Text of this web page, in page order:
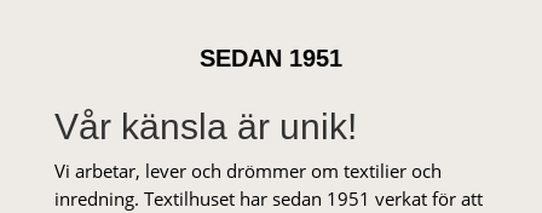
SEDAN 1951
Vår känsla är unik!
Vi arbetar, lever och drömmer om textilier och
inredning. Textilhuset har sedan 1951 verkat för att